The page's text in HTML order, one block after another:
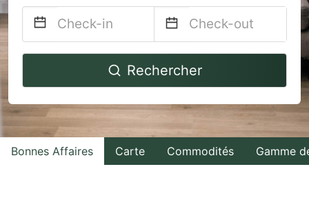
Navigate
to
interact
with
the
Navigate
backward
to
interact
with
the
Rechercher
Bonnes Affaires Carte Commodités Gamme